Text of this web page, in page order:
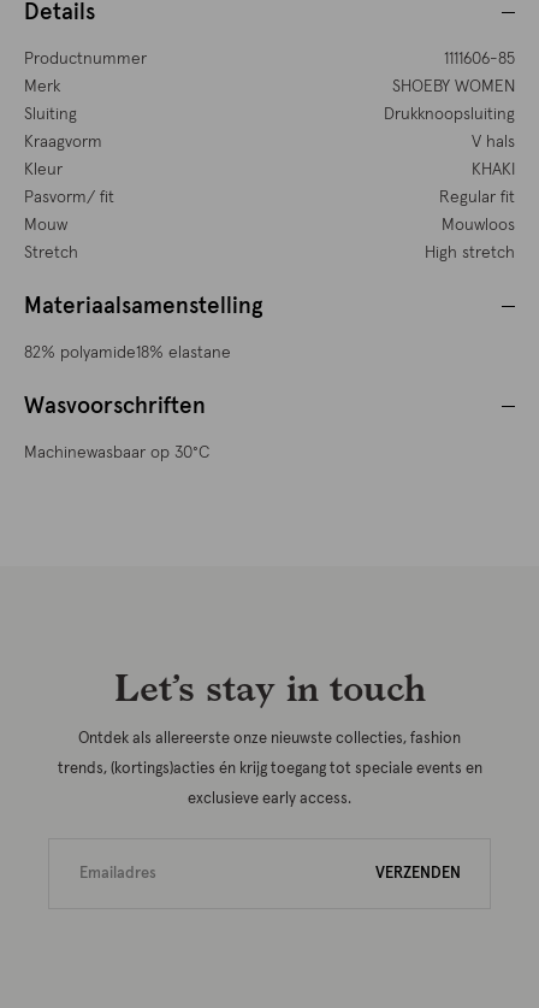
Details
Productnummer
1111606-85
Merk
SHOEBY WOMEN
Sluiting
Drukknoopsluiting
Kraagvorm
V hals
Kleur
KHAKI
Pasvorm/ fit
Regular fit
Mouw
Mouwloos
Stretch
High stretch
Materiaalsamenstelling
82% polyamide18% elastane
Wasvoorschriften
Machinewasbaar op 30°C
Let’s stay in touch
Ontdek als allereerste onze nieuwste collecties, fashion
trends, (kortings)acties én krijg toegang tot speciale events en
exclusieve early access.
VERZENDEN